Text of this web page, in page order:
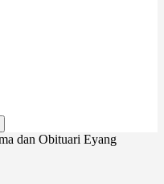
dan Obituari Eyang